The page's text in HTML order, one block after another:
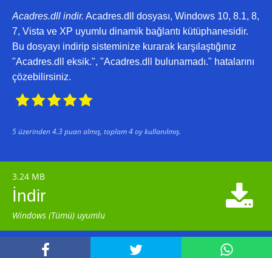
Acadres.dll indir. Acadres.dll dosyası, Windows 10, 8.1, 8,
7, Vista ve XP uyumlu dinamik bağlantı kütüphanesidir.
Bu dosyayı indirip sisteminize kurarak karşılaştığınız
"Acadres.dll eksik.", "Acadres.dll bulunamadı." hatalarını
çözebilirsiniz.

5üzerinden4.3puan almış, toplam4oy kullanılmış.
3.24 MB
İndir
Windows (Tümü) uyumlu

  